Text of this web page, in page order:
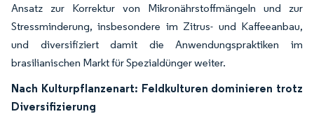
Ansatz zur Korrektur von Mikronährstoffmängeln und zur
Stressminderung, insbesondere im Zitrus- und Kaffeeanbau,
und diversifiziert damit die Anwendungspraktiken im
brasilianischen Markt für Spezialdünger weiter.
Nach Kulturpflanzenart: Feldkulturen dominieren trotz
Diversifizierung